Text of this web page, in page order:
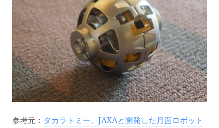
参考元： タカラトミー、JAXAと開発した月面ロボット